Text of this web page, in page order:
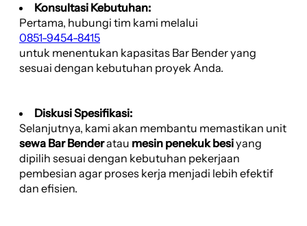
Konsultasi Kebutuhan:
Pertama, hubungi tim kami melalui
0851-9454-8415
untuk menentukan kapasitas Bar Bender yang
sesuai dengan kebutuhan proyek Anda.
Diskusi Spesifikasi:
Selanjutnya, kami akan membantu memastikan unit
sewa Bar Benderatau mesin penekuk besiyang
dipilih sesuai dengan kebutuhan pekerjaan
pembesian agar proses kerja menjadi lebih efektif
dan efisien.